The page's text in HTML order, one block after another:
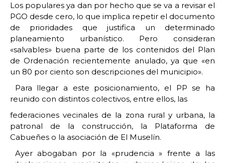
Los populares ya dan por hecho que se va a revisar el
PGO desde cero, lo que implica repetir el documento
de prioridades que justifica un determinado
planeamiento urbanístico. Pero consideran
«salvables» buena parte de los contenidos del Plan
de Ordenación recientemente anulado, ya que «en
un 80 por ciento son descripciones del municipio».
Para llegar a este posicionamiento, el PP se ha
reunido con distintos colectivos, entre ellos, las
federaciones vecinales de la zona rural y urbana, la
patronal de la construcción, la Plataforma de
Cabueñes o la asociación de El Muselín.
Ayer abogaban por la «prudencia » frente a las